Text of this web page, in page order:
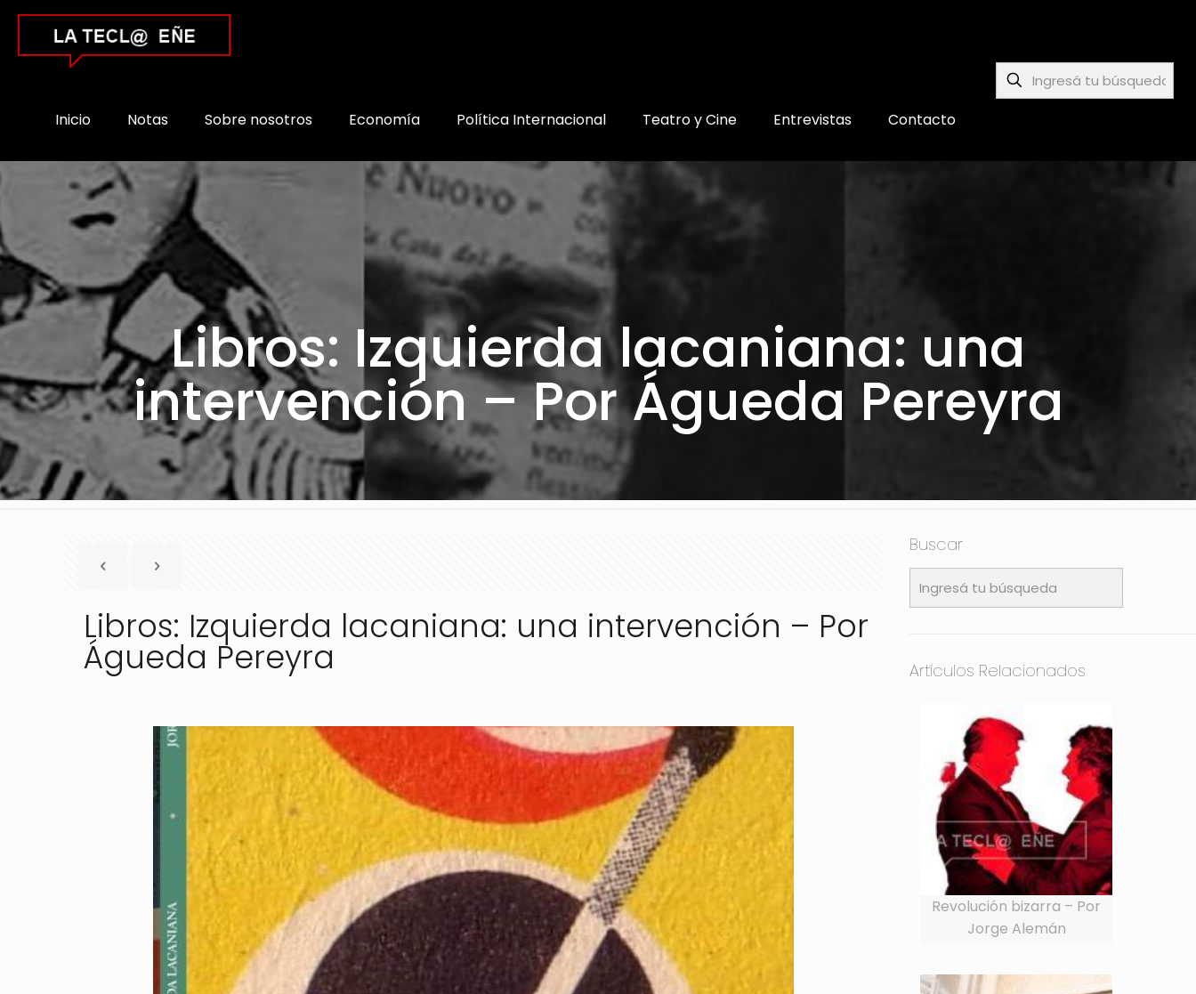
Inicio Notas Sobre nosotros Economía Política Internacional Teatro y Cine Entrevistas Contacto
Libros: Izquierda lacaniana: una
intervención – Por Águeda Pereyra
Libros: Izquierda lacaniana: una intervención – Por
Águeda Pereyra
Buscar
Artículos Relacionados
Revolución bizarra – Por
Jorge Alemán